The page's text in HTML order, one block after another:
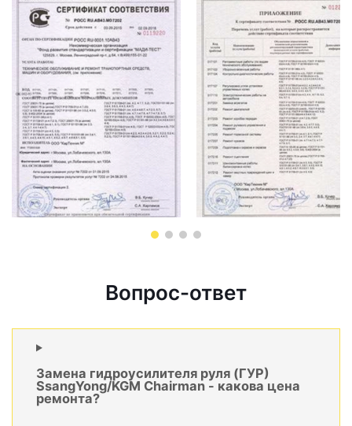
Вопрос-ответ
Замена гидроусилителя руля (ГУР)
SsangYong/KGM Chairman - какова цена
ремонта?